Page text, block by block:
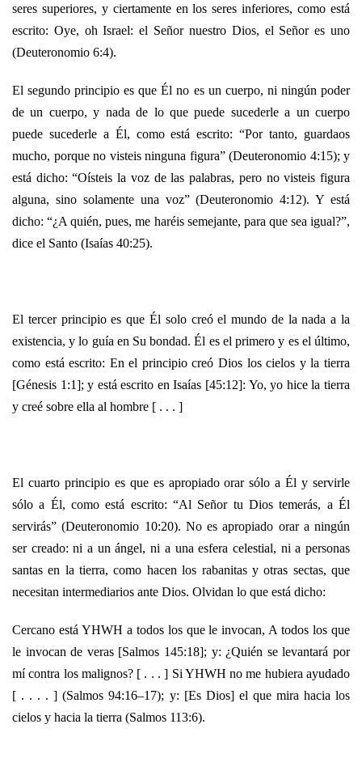
seres superiores, y ciertamente en los seres inferiores, como está
escrito: Oye, oh Israel: el Señor nuestro Dios, el Señor es uno
(Deuteronomio 6:4).
El segundo principio es que Él no es un cuerpo, ni ningún poder
de un cuerpo, y nada de lo que puede sucederle a un cuerpo
puede sucederle a Él, como está escrito: “Por tanto, guardaos
mucho, porque no visteis ninguna figura” (Deuteronomio 4:15); y
está dicho: “Oísteis la voz de las palabras, pero no visteis figura
alguna, sino solamente una voz” (Deuteronomio 4:12). Y está
dicho: “¿A quién, pues, me haréis semejante, para que sea igual?”,
dice el Santo (Isaías 40:25).
El tercer principio es que Él solo creó el mundo de la nada a la
existencia, y lo guía en Su bondad. Él es el primero y es el último,
como está escrito: En el principio creó Dios los cielos y la tierra
[Génesis 1:1]; y está escrito en Isaías [45:12]: Yo, yo hice la tierra
y creé sobre ella al hombre [ . . . ]
El cuarto principio es que es apropiado orar sólo a Él y servirle
sólo a Él, como está escrito: “Al Señor tu Dios temerás, a Él
servirás” (Deuteronomio 10:20). No es apropiado orar a ningún
ser creado: ni a un ángel, ni a una esfera celestial, ni a personas
santas en la tierra, como hacen los rabanitas y otras sectas, que
necesitan intermediarios ante Dios. Olvidan lo que está dicho:
Cercano está YHWH a todos los que le invocan, A todos los que
le invocan de veras [Salmos 145:18]; y: ¿Quién se levantará por
mí contra los malignos? [ . . . ] Si YHWH no me hubiera ayudado
[ . . . . ] (Salmos 94:16–17); y: [Es Dios] el que mira hacia los
cielos y hacia la tierra (Salmos 113:6).